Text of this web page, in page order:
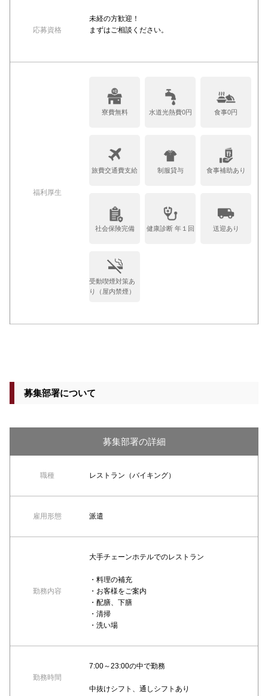
応募資格
未経の方歓迎！
まずはご相談ください。
福利厚生
寮費無料 水道光熱費0円 食事0円
旅費交通費支給 制服貸与 食事補助あり
社会保険完備 健康診断 年１回 送迎あり
受動喫煙対策あ
り（屋内禁煙）
募集部署について
募集部署の詳細
職種 レストラン（バイキング）
雇用形態 派遣
勤務内容
大手チェーンホテルでのレストラン
・料理の補充
・お客様をご案内
・配膳、下膳
・清掃
・洗い場
勤務時間
7:00～23:00の中で勤務
中抜けシフト、通しシフトあり